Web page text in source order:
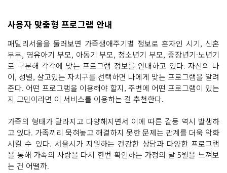
사용자 맞춤형 프로그램 안내
패밀리서울을 둘러보면 가족생애주기별 정보로 혼자인 시기, 신혼
부부, 영유아기 부모, 아동기 부모, 청소년기 부모, 중장년기·노년기
로 구분해 각각에 맞는 프로그램 정보를 안내하고 있다. 자신의 나
이, 성별, 살고있는 자치구를 선택하면 나에게 맞는 프로그램을 알려
준다. 어떤 프로그램을 이용해야 할지, 주변에 어떤 프로그램이 있는
지 고민이라면 이 서비스를 이용하는 걸 추천한다.
가족의 형태가 달라지고 다양해지면서 이에 따른 갈등 역시 발생하
고 있다. 가족끼리 묵혀놓고 해결하지 못한 문제는 관계를 더욱 악화
시킬 수 있다. 서울시가 지원하는 건강한 상담과 다양한 프로그램
을 통해 가족의 사랑을 다시 한번 확인하는 가정의 달 5월을 느껴보
는 건 어떨까.